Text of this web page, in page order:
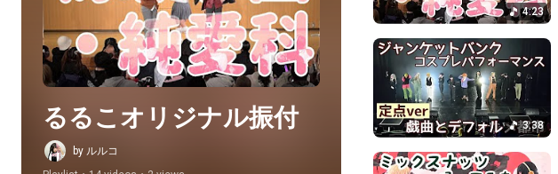
Play all
るるこオリジナル振付
by ルルコ
4:23
3:38